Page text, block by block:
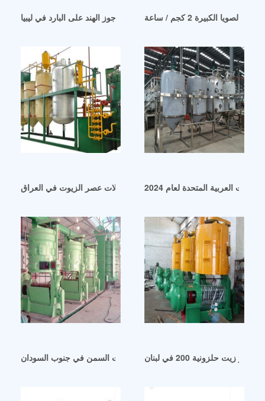
فيديو آلة عصر زيت جوز الهند على البارد في ليبيا
عملية تكرير الزيوت الصالحة للأكل – آلات عصر الزيوت في العراق
العربية المتحدة لعام 2024
غلاية احترافية لمطحنة زيت السمن في جنوب السودانعصر زيت حلزونية 200 في لبنان